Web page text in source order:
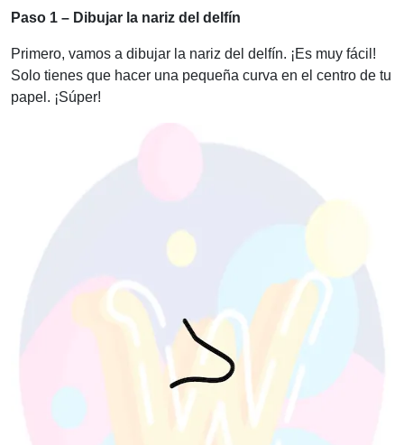
Paso 1 – Dibujar la nariz del delfín
Primero, vamos a dibujar la nariz del delfín. ¡Es muy fácil!
Solo tienes que hacer una pequeña curva en el centro de tu
papel. ¡Súper!